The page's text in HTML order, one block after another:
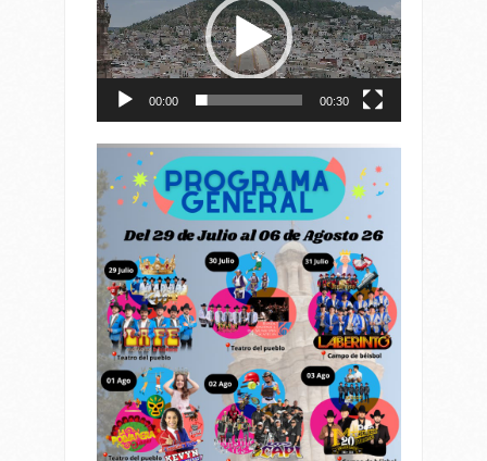
vídeo
00:00 00:30